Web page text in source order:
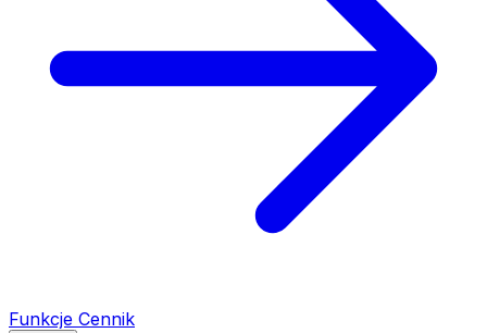
Funkcje Cennik